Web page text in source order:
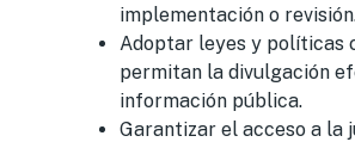
implementación o
Adoptar leyes y políticas
permitan la divulgación
información pública.
Garantizar el acceso a la